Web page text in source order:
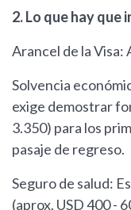
2. Lo que hay
Arancel de la Visa:
Solvencia
exige demostrar
3.350) para los
pasaje de regreso.
Seguro de salud:
(aprox. USD 400 -